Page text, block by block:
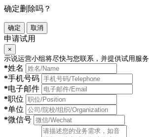
确定删除吗？
确定 取消
申请试用
×
示说运营小组将尽快与您联系，并提供试用服务
*姓名
*手机号码
*电子邮件
*职位
*单位
*微信号